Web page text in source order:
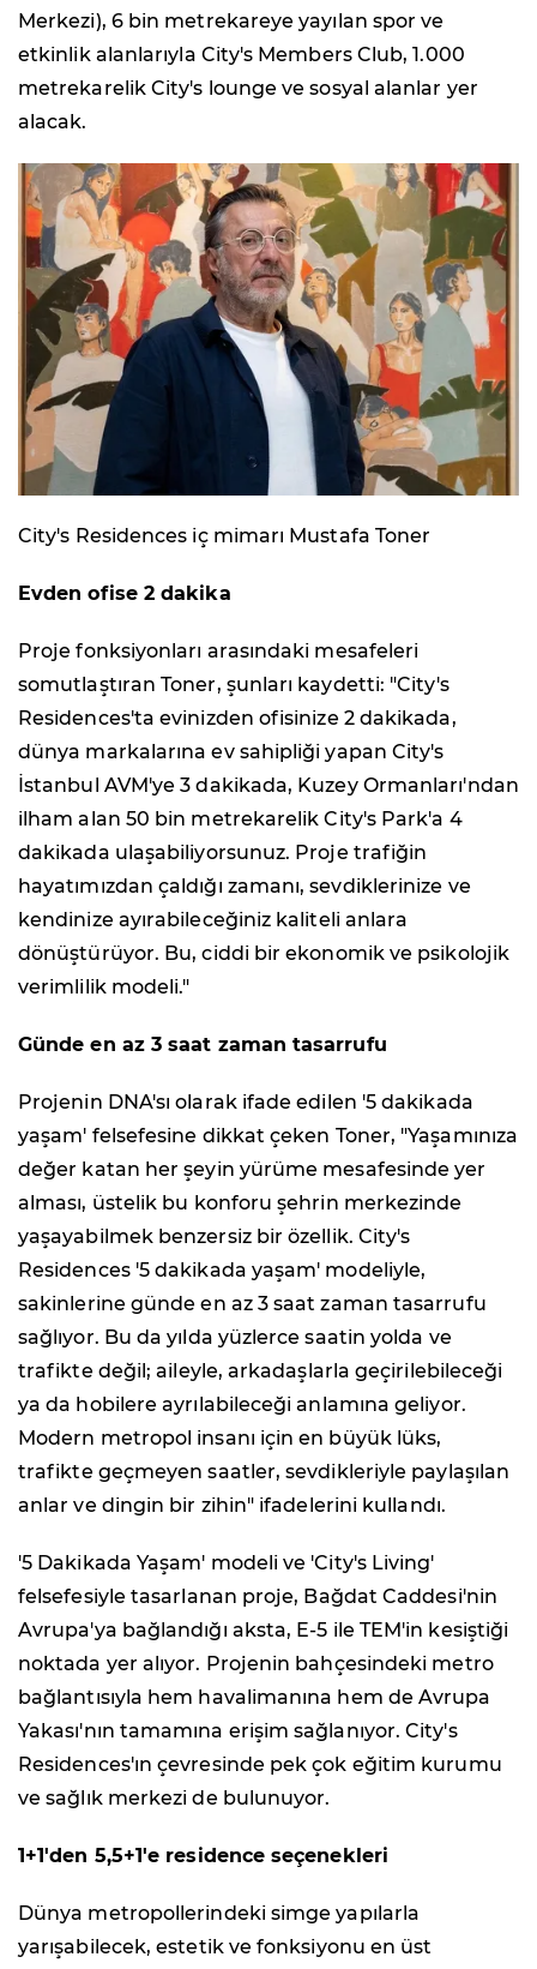
Merkezi), 6 bin metrekareye yayılan spor ve
etkinlik alanlarıyla City's Members Club, 1.000
metrekarelik City's lounge ve sosyal alanlar yer
alacak.
City's Residences iç mimarı Mustafa Toner
Evden ofise 2 dakika
Proje fonksiyonları arasındaki mesafeleri
somutlaştıran Toner, şunları kaydetti: "City's
Residences'ta evinizden ofisinize 2 dakikada,
dünya markalarına ev sahipliği yapan City's
İstanbul AVM'ye 3 dakikada, Kuzey Ormanları'ndan
ilham alan 50 bin metrekarelik City's Park'a 4
dakikada ulaşabiliyorsunuz. Proje trafiğin
hayatımızdan çaldığı zamanı, sevdiklerinize ve
kendinize ayırabileceğiniz kaliteli anlara
dönüştürüyor. Bu, ciddi bir ekonomik ve psikolojik
verimlilik modeli."
Günde en az 3 saat zaman tasarrufu
Projenin DNA'sı olarak ifade edilen '5 dakikada
yaşam' felsefesine dikkat çeken Toner, "Yaşamınıza
değer katan her şeyin yürüme mesafesinde yer
alması, üstelik bu konforu şehrin merkezinde
yaşayabilmek benzersiz bir özellik. City's
Residences '5 dakikada yaşam' modeliyle,
sakinlerine günde en az 3 saat zaman tasarrufu
sağlıyor. Bu da yılda yüzlerce saatin yolda ve
trafikte değil; aileyle, arkadaşlarla geçirilebileceği
ya da hobilere ayrılabileceği anlamına geliyor.
Modern metropol insanı için en büyük lüks,
trafikte geçmeyen saatler, sevdikleriyle paylaşılan
anlar ve dingin bir zihin" ifadelerini kullandı.
'5 Dakikada Yaşam' modeli ve 'City's Living'
felsefesiyle tasarlanan proje, Bağdat Caddesi'nin
Avrupa'ya bağlandığı aksta, E-5 ile TEM'in kesiştiği
noktada yer alıyor. Projenin bahçesindeki metro
bağlantısıyla hem havalimanına hem de Avrupa
Yakası'nın tamamına erişim sağlanıyor. City's
Residences'ın çevresinde pek çok eğitim kurumu
ve sağlık merkezi de bulunuyor.
1+1'den 5,5+1'e residence seçenekleri
Dünya metropollerindeki simge yapılarla
yarışabilecek, estetik ve fonksiyonu en üst